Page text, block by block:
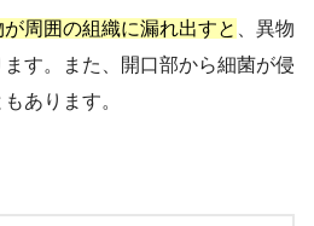
が周囲の組織に漏れ出すと
、異物
す。また、開口部から細菌が侵
あります。